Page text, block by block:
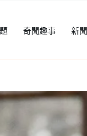
奇聞趣事 新聞